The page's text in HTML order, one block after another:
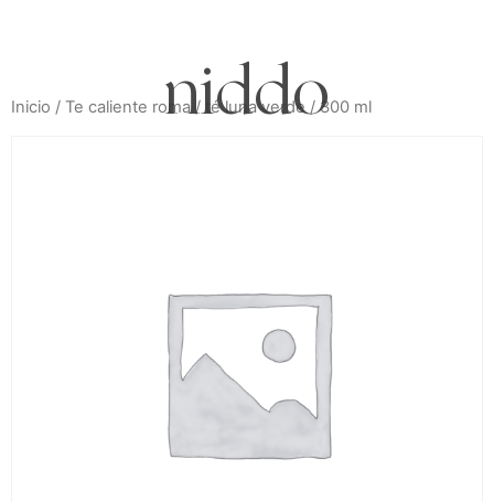
niddo
Inicio / Te caliente roma/ té luna verde / 300 ml